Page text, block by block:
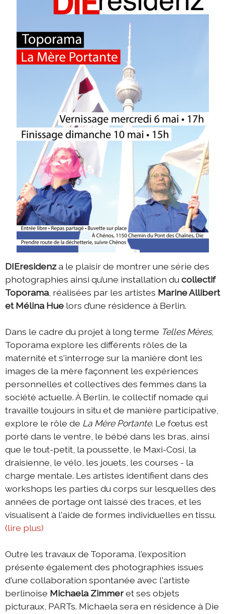
DIEresidenza le plaisir de montrer une série des
photographies ainsi qu’une installation du collectif
Toporama, réalisées par les artistes Marine Allibert
et Mélina Hue lors d’une résidence à Berlin.
Dans le cadre du projet à long terme Telles Mères,
Toporama explore les différents rôles de la
maternité et s'interroge sur la manière dont les
images de la mère façonnent les expériences
personnelles et collectives des femmes dans la
société actuelle. À Berlin, le collectif nomade qui
travaille toujours in situ et de manière participative,
explore le rôle de La Mère Portante. Le fœtus est
porté dans le ventre, le bébé dans les bras, ainsi
que le tout-petit, la poussette, le Maxi-Cosi, la
draisienne, le vélo, les jouets, les courses - la
charge mentale. Les artistes identifient dans des
workshops les parties du corps sur lesquelles des
années de portage ont laissé des traces, et les
visualisent à l'aide de formes individuelles en tissu.
(lire plus)
Outre les travaux de Toporama, l'exposition
présente également des photographies issues
d'une collaboration spontanée avec l'artiste
berlinoise Michaela Zimmeret ses objets
picturaux, PARTs. Michaela sera en résidence à Die